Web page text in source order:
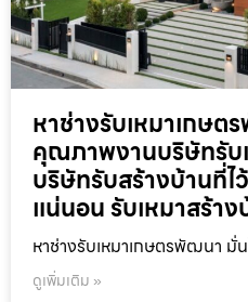
หาช่างรับเหมาเกษต
คุณภาพงานบริษัทรับ
บริษัทรับสร้างบ้านที่ไ
แน่นอน รับเหมาสร้า
หาช่างรับเหมาเกษตรพัฒนา มั่
ดูเพิ่มเติม »